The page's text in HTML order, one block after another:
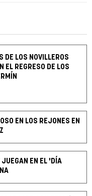
DE LOS NOVILLEROS
EL REGRESO DE LOS
EN LOS REJONES EN
EN EL 'DÍA